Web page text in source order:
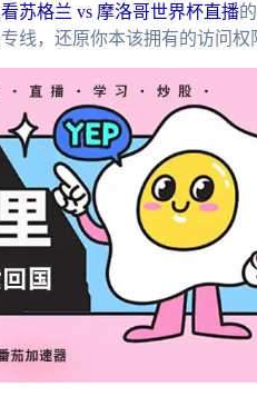
苏格兰 vs 摩洛哥世界杯直播
线，还原你本该拥有的访问权